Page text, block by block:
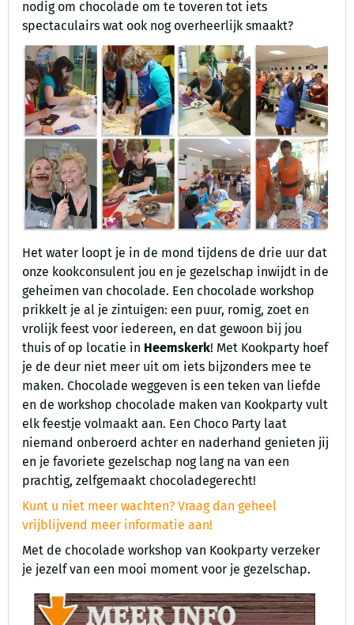
nodig om chocolade om te toveren tot iets
spectaculairs wat ook nog overheerlijk smaakt?
Het water loopt je in de mond tijdens de drie uur dat
onze kookconsulent jou en je gezelschap inwijdt in de
geheimen van chocolade. Een chocolade workshop
prikkelt je al je zintuigen: een puur, romig, zoet en
vrolijk feest voor iedereen, en dat gewoon bij jou
thuis of op locatie in Heemskerk! Met Kookparty hoef
je de deur niet meer uit om iets bijzonders mee te
maken. Chocolade weggeven is een teken van liefde
en de workshop chocolade maken van Kookparty vult
elk feestje volmaakt aan. Een Choco Party laat
niemand onberoerd achter en naderhand genieten jij
en je favoriete gezelschap nog lang na van een
prachtig, zelfgemaakt chocoladegerecht!
Kunt u niet meer wachten? Vraag dan geheel
vrijblijvend meer informatie aan!
Met de chocolade workshop van Kookparty verzeker
je jezelf van een mooi moment voor je gezelschap.